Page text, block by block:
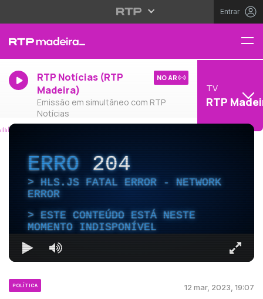
Entrar
RTP Notícias (RTP
Madeira)
Emissão em simultâneo com RTP
Notícias
NO AR
TV
RTP
ERRO204
HLS.JS FATAL ERROR - NETWORK
ERROR
ESTE CONTEÚDO ESTÁ NESTE
MOMENTO INDISPONÍVEL
POLÍTICA 12 mar, 2023, 19:07